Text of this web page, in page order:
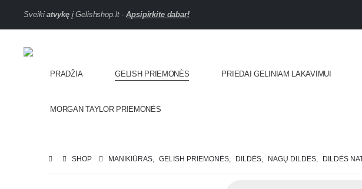
Sveikiatvykęį Gelishshop.lt -Apsipirkite dabar!
PRADŽIA GELISH PRIEMONĖS PRIEDAI GELINIAM LAKAVIMUI
MORGAN TAYLOR PRIEMONĖS
SHOP MANIKIŪRAS, GELISH PRIEMONĖS, DILDĖS, NAGŲ DILDĖS, DILDĖS